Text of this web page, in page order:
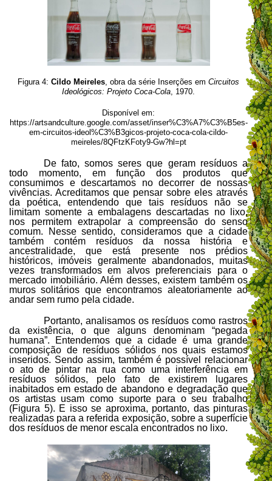
Figura 4: Cildo Meireles, obra da série Inserções em Circuitos
Ideológicos: Projeto Coca-Cola, 1970.
Disponível em:
https://artsandculture.google.com/asset/inser%C3%A7%C3%B5es-
em-circuitos-ideol%C3%B3gicos-projeto-coca-cola-cildo-
meireles/8QFtzKFoty9-Gw?hl=pt
De fato, somos seres que geram resíduos a
todo momento, em função dos produtos que
consumimos e descartamos no decorrer de nossas
vivências. Acreditamos que pensar sobre eles através
da poética, entendendo que tais resíduos não se
limitam somente a embalagens descartadas no lixo,
nos permitem extrapolar a compreensão do senso
comum. Nesse sentido, consideramos que a cidade
também contém resíduos da nossa história e
ancestralidade, que está presente nos prédios
históricos, imóveis geralmente abandonados, muitas
vezes transformados em alvos preferenciais para o
mercado imobiliário. Além desses, existem também os
muros solitários que encontramos aleatoriamente ao
andar sem rumo pela cidade.
Portanto, analisamos os resíduos como rastros
da existência, o que alguns denominam “pegada
humana”. Entendemos que a cidade é uma grande
composição de resíduos sólidos nos quais estamos
inseridos. Sendo assim, também é possível relacionar
o ato de pintar na rua como uma interferência em
resíduos sólidos, pelo fato de existirem lugares
inabitados em estado de abandono e degradação que
os artistas usam como suporte para o seu trabalho
(Figura 5). E isso se aproxima, portanto, das pinturas
realizadas para a referida exposição, sobre a superfície
dos resíduos de menor escala encontrados no lixo.